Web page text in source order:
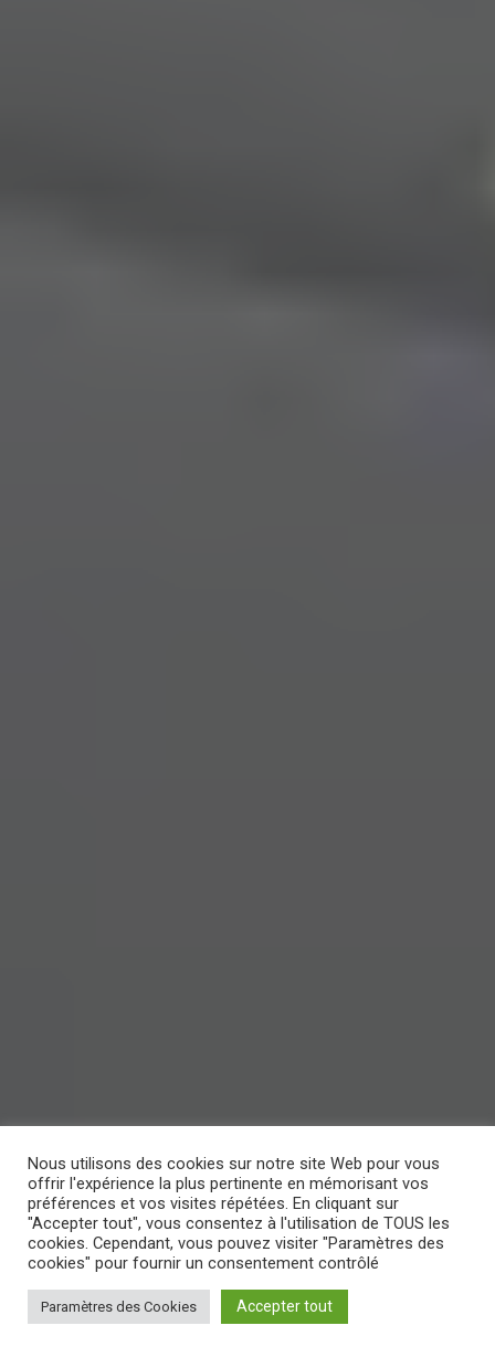
Nous utilisons des cookies sur notre site Web pour vous
offrir l'expérience la plus pertinente en mémorisant vos
préférences et vos visites répétées. En cliquant sur
"Accepter tout", vous consentez à l'utilisation de TOUS les
cookies. Cependant, vous pouvez visiter "Paramètres des
cookies" pour fournir un consentement contrôlé
Paramètres des Cookies Accepter tout